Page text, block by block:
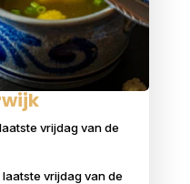
vrijdag van de
vrijdag van de